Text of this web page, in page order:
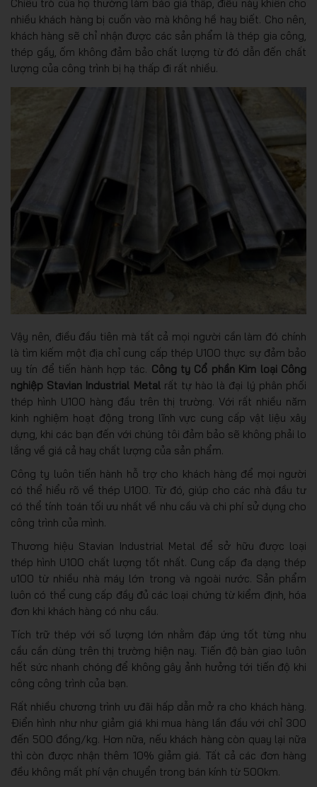
Chiêu trò của họ thường làm báo giá thấp, điều này khiến cho
nhiều khách hàng bị cuốn vào mà không hề hay biết. Cho nên,
khách hàng sẽ chỉ nhận được các sản phẩm là thép gia công,
thép gầy, ốm không đảm bảo chất lượng từ đó dẫn đến chất
lượng của công trình bị hạ thấp đi rất nhiều.
Vậy nên, điều đầu tiên mà tất cả mọi người cần làm đó chính
là tìm kiếm một địa chỉ cung cấp thép U100 thực sự đảm bảo
uy tín để tiến hành hợp tác. Công ty Cổ phần Kim loại Công
nghiệp Stavian Industrial Metal rất tự hào là đại lý phân phối
thép hình U100 hàng đầu trên thị trường. Với rất nhiều năm
kinh nghiệm hoạt động trong lĩnh vực cung cấp vật liệu xây
dựng, khi các bạn đến với chúng tôi đảm bảo sẽ không phải lo
lắng về giá cả hay chất lượng của sản phẩm.
Công ty luôn tiến hành hỗ trợ cho khách hàng để mọi người
có thể hiểu rõ về thép U100. Từ đó, giúp cho các nhà đầu tư
có thể tính toán tối ưu nhất về nhu cầu và chi phí sử dụng cho
công trình của mình.
Thương hiệu Stavian Industrial Metal để sở hữu được loại
thép hình U100 chất lượng tốt nhất. Cung cấp đa dạng thép
u100 từ nhiều nhà máy lớn trong và ngoài nước. Sản phẩm
luôn có thể cung cấp đầy đủ các loại chứng từ kiểm định, hóa
đơn khi khách hàng có nhu cầu.
Tích trữ thép với số lượng lớn nhằm đáp ứng tốt từng nhu
cầu cần dùng trên thị trường hiện nay. Tiến độ bàn giao luôn
hết sức nhanh chóng để không gây ảnh hưởng tới tiến độ khi
công công trình của bạn.
Rất nhiều chương trình ưu đãi hấp dẫn mở ra cho khách hàng.
Điển hình như như giảm giá khi mua hàng lần đầu với chỉ 300
đến 500 đồng/kg. Hơn nữa, nếu khách hàng còn quay lại nữa
thì còn được nhận thêm 10% giảm giá. Tất cả các đơn hàng
đều không mất phí vận chuyển trong bán kính từ 500km.